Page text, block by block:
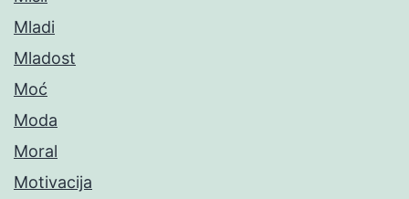
Mladi
Mladost
Moć
Moda
Moral
Motivacija